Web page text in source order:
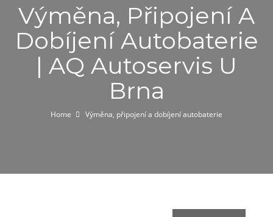
Výměna, Připojení A
Dobíjení Autobaterie
| AQ Autoservis U
Brna
Home Výměna, připojení a dobíjení autobaterie